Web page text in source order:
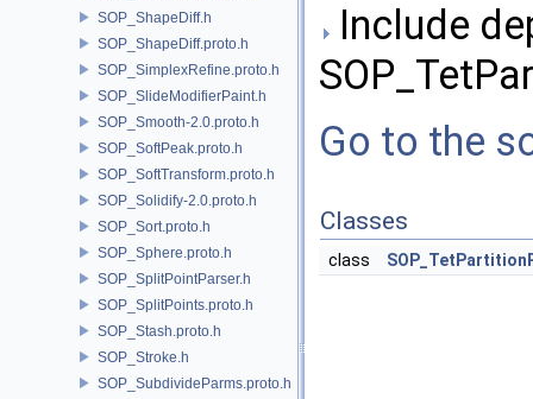
SOP_ShapeDiff.h
SOP_ShapeDiff.proto.h
SOP_SimplexRefine.proto.h
SOP_SlideModifierPaint.h
SOP_Smooth-2.0.proto.h
SOP_SoftPeak.proto.h
SOP_SoftTransform.proto.h
SOP_Solidify-2.0.proto.h
SOP_Sort.proto.h
SOP_Sphere.proto.h
SOP_SplitPointParser.h
SOP_SplitPoints.proto.h
SOP_Stash.proto.h
SOP_Stroke.h
SOP_SubdivideParms.proto.h
Include
Go to the
Classes
class